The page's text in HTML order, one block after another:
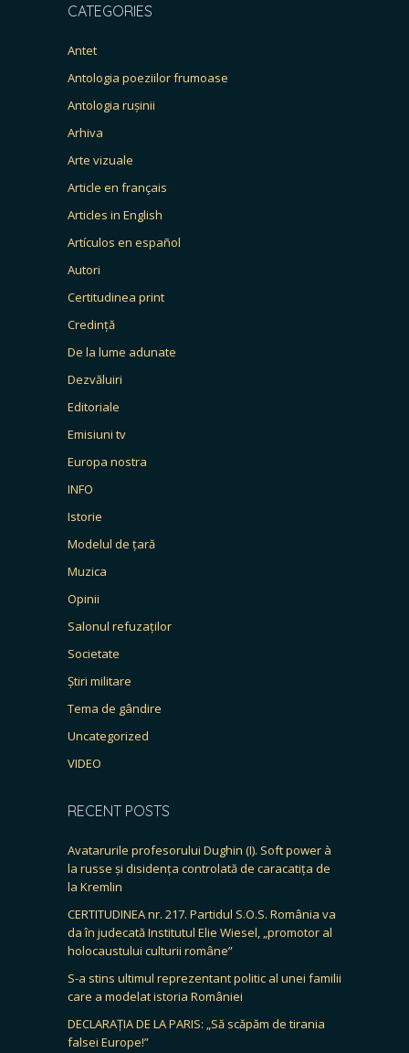
CATEGORIES
Antet
Antologia poeziilor frumoase
Antologia rușinii
Arhiva
Arte vizuale
Article en français
Articles in English
Artículos en español
Autori
Certitudinea print
Credință
De la lume adunate
Dezvăluiri
Editoriale
Emisiuni tv
Europa nostra
INFO
Istorie
Modelul de țară
Muzica
Opinii
Salonul refuzaților
Societate
Știri militare
Tema de gândire
Uncategorized
VIDEO
RECENT POSTS
Avatarurile profesorului Dughin (I). Soft power à
la russe și disidența controlată de caracatița de
la Kremlin
CERTITUDINEA nr. 217. Partidul S.O.S. România va
da în judecată Institutul Elie Wiesel, „promotor al
holocaustului culturii române”
S-a stins ultimul reprezentant politic al unei familii
care a modelat istoria României
DECLARAȚIA DE LA PARIS: „Să scăpăm de tirania
falsei Europe!”